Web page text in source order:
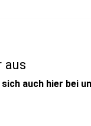
aus
auch hier bei